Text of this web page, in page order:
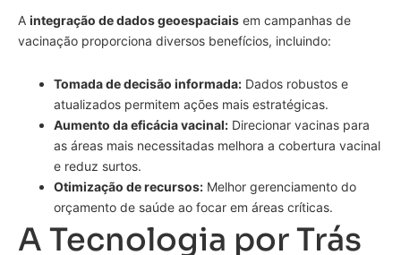
A integração de dados geoespaciais em campanhas de
vacinação proporciona diversos benefícios, incluindo:
Tomada de decisão informada: Dados robustos e
atualizados permitem ações mais estratégicas.
Aumento da eficácia vacinal: Direcionar vacinas para
as áreas mais necessitadas melhora a cobertura vacinal
e reduz surtos.
Otimização de recursos: Melhor gerenciamento do
orçamento de saúde ao focar em áreas críticas.
A Tecnologia por Trás